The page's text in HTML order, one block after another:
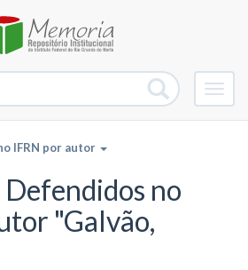
IFRN por autor
no
"Galvão,